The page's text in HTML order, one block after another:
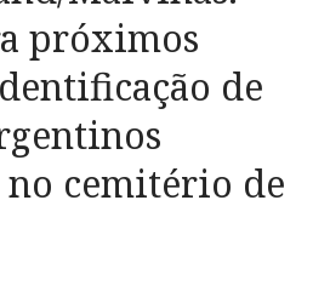
próximos
de
cemitério de